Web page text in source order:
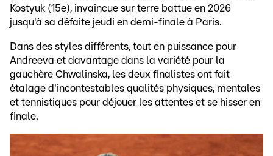
Kostyuk (15e), invaincue sur terre battue en 2026
jusqu'à sa défaite jeudi en demi-finale à Paris.
Dans des styles différents, tout en puissance pour
Andreeva et davantage dans la variété pour la
gauchère Chwalinska, les deux finalistes ont fait
étalage d'incontestables qualités physiques, mentales
et tennistiques pour déjouer les attentes et se hisser en
finale.